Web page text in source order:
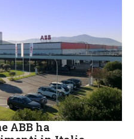
ABB ha